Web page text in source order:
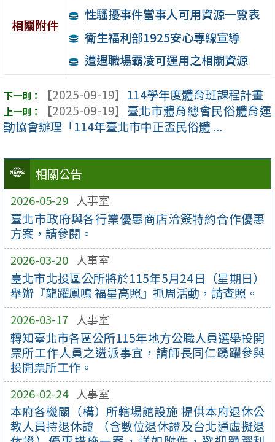
相關公告
2026-05-29 人事室
臺北市政府與各行業優惠商店洽簽特約合作優惠
方案，請參閱。
2026-03-20 人事室
臺北市北投區公所將於115年5月24日（星期日）
舉辦『龍躍鳳鳴 福星高照』抓周活動，請查照。
2026-03-17 人事室
轉知臺北市各區公所115年地方公職人員選舉投開
票所工作人員之遴派事宜，請師長同仁踴躍參與
投開票所工作。
2026-02-24 人事室
本府各機關（構）所轄場館設施 提供本府退休公
教人員持退休證 （含數位退休證及台北通虛擬退
相關附件
性騷擾事件當事人可用資源一覽表
衛生福利部1925安心專線宣導
遭遇職場霸凌可運用之相關資源
【2025-09-19】 114學年度體育班課程計畫
【2025-09-19】 臺北市體育總會民俗體育運
動協會辦理「114年臺北市中正盃民俗體 ...